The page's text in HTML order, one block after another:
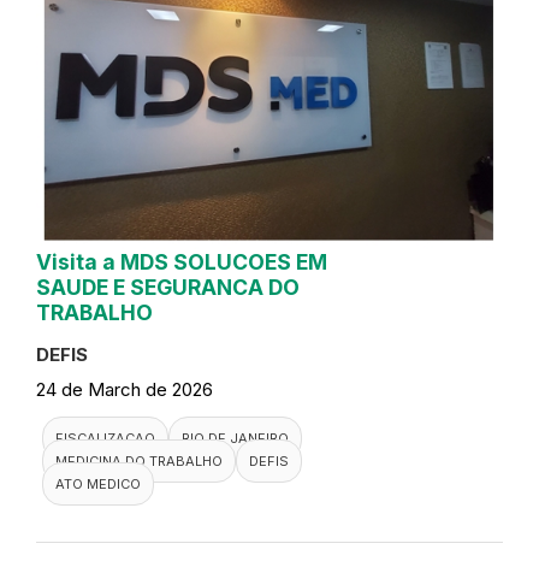
Visita a MDS SOLUCOES EM
SAUDE E SEGURANCA DO
TRABALHO
DEFIS
24 de March de 2026
FISCALIZACAO
RIO DE JANEIRO
MEDICINA DO TRABALHO
DEFIS
ATO MEDICO